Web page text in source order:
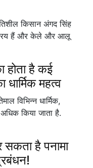
किसान अंगद सिंह
हैं और केले और आलू
है कई
धार्मिक महत्व
विभिन्न धार्मिक,
किया जाता है.
है पनामा